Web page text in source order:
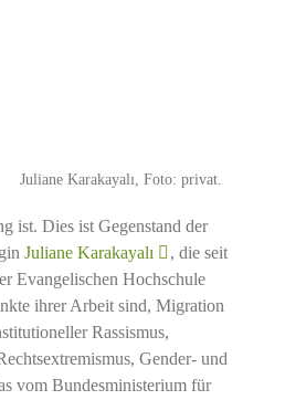
Juliane Karakayalı, Foto: privat.
ist. Dies ist Gegenstand der
Juliane Karakayalı
, die seit
Evangelischen Hochschule
ihrer Arbeit sind, Migration
Rassismus,
Gender- und
vom Bundesministerium für